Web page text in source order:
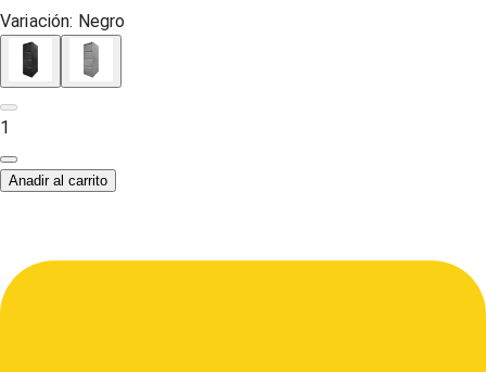
Variación: Negro
1
Anadir al carrito